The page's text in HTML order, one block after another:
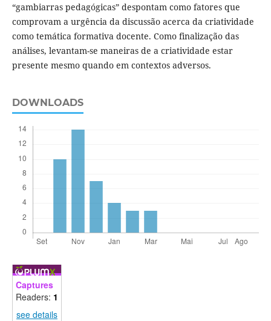
“gambiarras pedagógicas” despontam como fatores que
comprovam a urgência da discussão acerca da criatividade
como temática formativa docente. Como finalização das
análises, levantam-se maneiras de a criatividade estar
presente mesmo quando em contextos adversos.
DOWNLOADS
Captures
Readers: 1
see details